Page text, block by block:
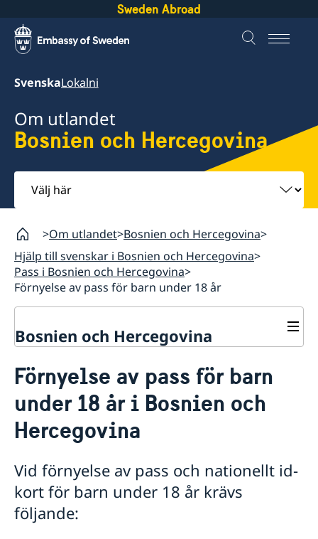
Sweden Abroad
SvenskaLokalni
Om utlandet
Bosnien och Hercegovina
Välj
här
Om utlandet Bosnien och Hercegovina
Hjälp till svenskar i Bosnien och Hercegovina
Pass i Bosnien och Hercegovina
Förnyelse av pass för barn under 18 år
Bosnien och Hercegovina
Hjälp till svenskar i Bosnien och
Hercegovina
Rösta i Bosnien och Hercegovina
Pass i Bosnien och Hercegovina
Förnyelse av pass för barn under 18 år
Provisoriskt pass/nödpass
Nationellt id-kort
Namnanmälan och samordningsnummer
Förnyelse av pass för barn
under 18 år i Bosnien och
Hercegovina
Vid förnyelse av pass och nationellt id-
kort för barn under 18 år krävs
följande: